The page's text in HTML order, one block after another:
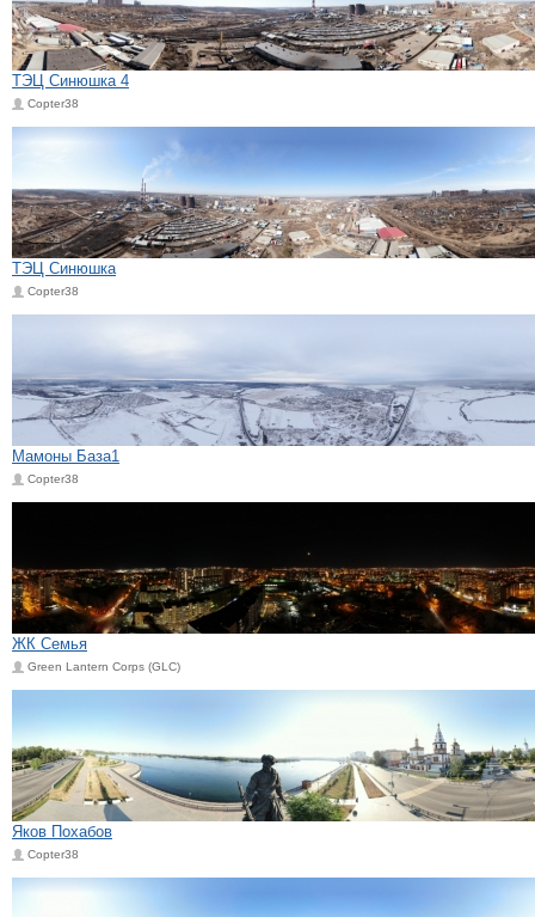
ТЭЦ Синюшка 4
Copter38
ТЭЦ Синюшка
Copter38
Мамоны База1
Copter38
ЖК Семья
Green Lantern Corps (GLC)
Яков Похабов
Copter38